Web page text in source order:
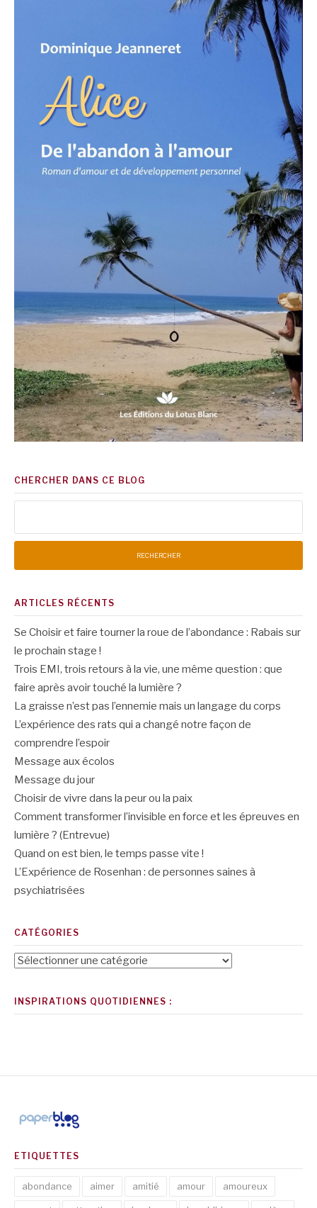
CHERCHER DANS CE BLOG
ARTICLES RÉCENTS
Se Choisir et faire tourner la roue de l’abondance : Rabais sur
le prochain stage !
Trois EMI, trois retours à la vie, une même question : que
faire après avoir touché la lumière ?
La graisse n’est pas l’ennemie mais un langage du corps
L’expérience des rats qui a changé notre façon de
comprendre l’espoir
Message aux écolos
Message du jour
Choisir de vivre dans la peur ou la paix
Comment transformer l’invisible en force et les épreuves en
lumière ? (Entrevue)
Quand on est bien, le temps passe vite !
L’Expérience de Rosenhan : de personnes saines à
psychiatrisées
CATÉGORIES
Catégories
INSPIRATIONS QUOTIDIENNES :
ETIQUETTES
abondance aimer amitié amour amoureux